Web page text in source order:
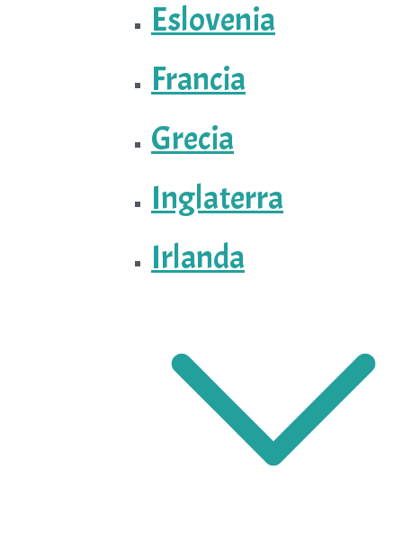
Eslovenia
Francia
Grecia
Inglaterra
Irlanda